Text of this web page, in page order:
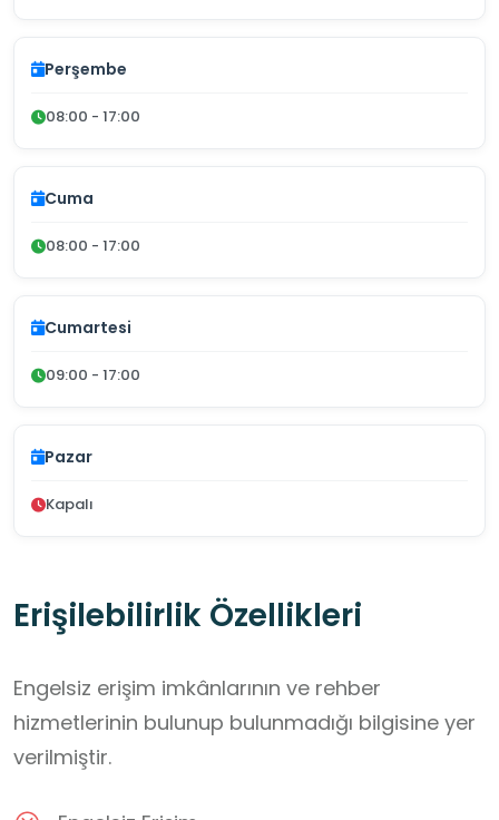
Perşembe
08:00 - 17:00
Cuma
08:00 - 17:00
Cumartesi
09:00 - 17:00
Pazar
Kapalı
Erişilebilirlik Özellikleri
Engelsiz erişim imkânlarının ve rehber
hizmetlerinin bulunup bulunmadığı bilgisine yer
verilmiştir.